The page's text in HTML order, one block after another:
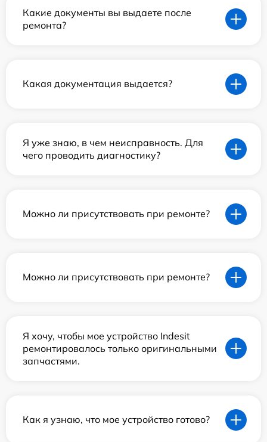
Какие документы вы выдаете после
ремонта?
Какая документация выдается?
Я уже знаю, в чем неисправность. Для
чего проводить диагностику?
Можно ли присутствовать при ремонте?
Можно ли присутствовать при ремонте?
Я хочу, чтобы мое устройство Indesit
ремонтировалось только оригинальными
запчастями.
Как я узнаю, что мое устройство готово?